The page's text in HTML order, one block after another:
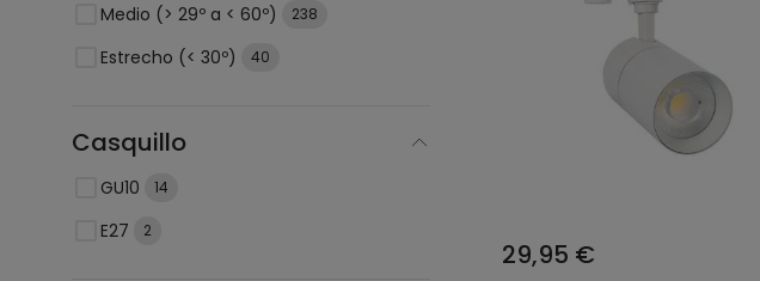
Medio (> 29º a < 60º) 238
Estrecho (< 30º) 40
Casquillo
GU10 14
E27 2
29,95 €